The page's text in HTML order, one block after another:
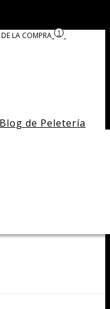
Blog de Peletería
1